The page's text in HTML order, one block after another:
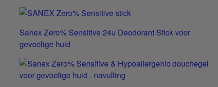
Sanex Zero% Sensitive 24u Deodorant Stick voor
gevoelige huid